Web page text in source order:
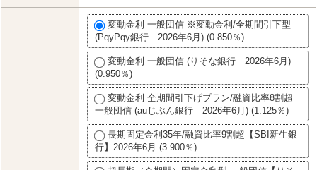
変動金利 一般団信 ※変動金利/全期間引下型
(PqyPqy銀行 2026年6月) (0.850％)
変動金利 一般団信 (りそな銀行 2026年6月)
(0.950％)
変動金利 全期間引下げプラン/融資比率8割超
一般団信 (auじぶん銀行 2026年6月) (1.125％)
長期固定金利35年/融資比率9割超【SBI新生銀
行】2026年6月 (3.900％)